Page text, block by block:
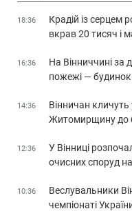
18:36
Крадій із серцем
вкрав 20 тисяч і
16:36
На Вінниччині за
пожежі — будинок
14:36
Вінничан
Житомирщину до
12:36
У Вінниці
очисних споруд
10:36
Веслувальники
чемпіонаті